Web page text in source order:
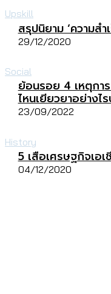
Upskill
สรุปนิยาม ‘ความสำ
29/12/2020
Social
ย้อนรอย 4 เหตุกา
ไหนเยียวยาอย่างไ
23/09/2022
History
5 เสือเศรษฐกิจเอ
04/12/2020